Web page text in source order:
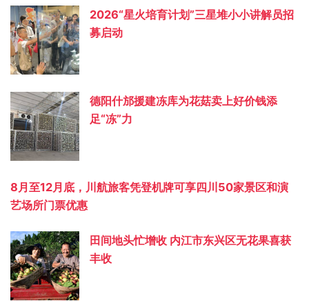
2026“星火培育计划”三星堆小小讲解员招
募启动
德阳什邡援建冻库为花菇卖上好价钱添
足“冻”力
8月至12月底，川航旅客凭登机牌可享四川50家景区和演
艺场所门票优惠
田间地头忙增收 内江市东兴区无花果喜获
丰收